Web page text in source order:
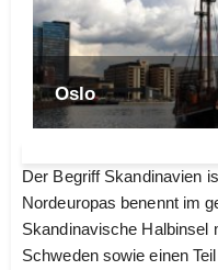
Oslo
Der Begriff Skandinavien
Nordeuropas benennt im
Skandinavische Halbinsel
Schweden sowie einen